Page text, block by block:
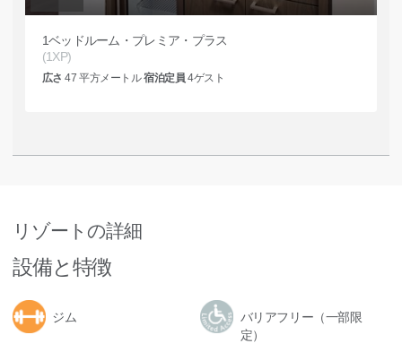
1ベッドルーム・プレミア・プラス
(1XP)
広さ 47 平方メートル宿泊定員 4ゲスト
リゾートの詳細
設備と特徴
ジム
バリアフリー（一部限
定）